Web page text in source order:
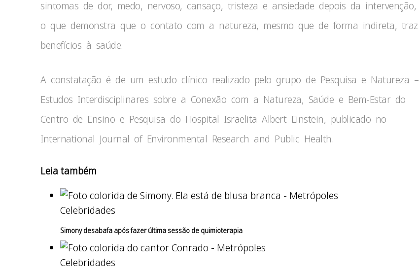
sintomas de dor, medo, nervoso, cansaço, tristeza e ansiedade depois da intervenção,
o que demonstra que o contato com a natureza, mesmo que de forma indireta, traz
benefícios à saúde.
A constatação é de um estudo clínico realizado pelo grupo de Pesquisa e Natureza –
Estudos Interdisciplinares sobre a Conexão com a Natureza, Saúde e Bem-Estar do
Centro de Ensino e Pesquisa do Hospital Israelita Albert Einstein, publicado no
International Journal of Environmental Research and Public Health.
Leia também
Celebridades
Simony desabafa após fazer última sessão de quimioterapia
Celebridades